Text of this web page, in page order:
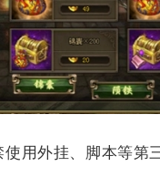
用外挂、脚本等第